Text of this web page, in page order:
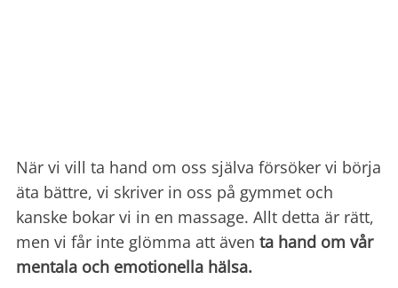
När vi vill ta hand om oss själva försöker vi börja
äta bättre, vi skriver in oss på gymmet och
kanske bokar vi in en massage. Allt detta är rätt,
men vi får inte glömma att även ta hand om vår
mentala och emotionella hälsa.